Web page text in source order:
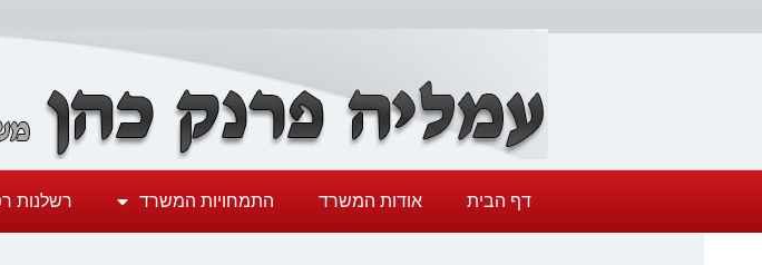
דף הבית אודות המשרד התמחויות המשרד רשלנות